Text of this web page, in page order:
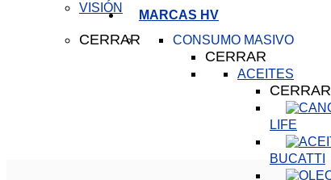
VISIÓN
MARCAS HV
CERRAR CONSUMO MASIVO
CERRAR
ACEITES
CERRAR
LIFE
BUCATTI